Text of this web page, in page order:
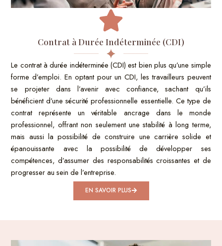
Contrat à Durée Indéterminée (CDI)
Le contrat à durée indéterminée (CDI) est bien plus qu’une simple
forme d’emploi. En optant pour un CDI, les travailleurs peuvent
se projeter dans l’avenir avec confiance, sachant qu’ils
bénéficient d’une sécurité professionnelle essentielle. Ce type de
contrat représente un véritable ancrage dans le monde
professionnel, offrant non seulement une stabilité à long terme,
mais aussi la possibilité de construire une carrière solide et
épanouissante avec la possibilité de développer ses
compétences, d’assumer des responsabilités croissantes et de
progresser au sein de l’entreprise.
EN SAVOIR PLUS